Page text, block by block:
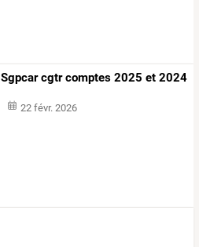
Sgpcar cgtr comptes 2025 et 2024
22 févr. 2026